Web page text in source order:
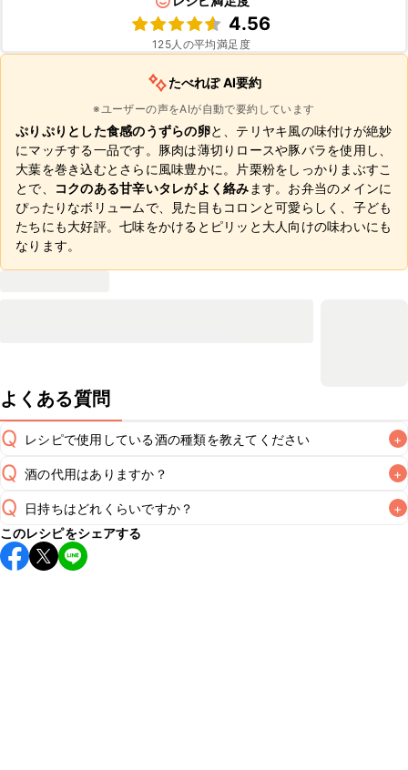
4.56
125人の平均満足度
たべれぽ AI要約
※ユーザーの声をAIが自動で要約しています
ぷりぷりとした食感のうずらの卵と、テリヤキ風の味付けが絶妙
にマッチする一品です。豚肉は薄切りロースや豚バラを使用し、
大葉を巻き込むとさらに風味豊かに。片栗粉をしっかりまぶすこ
とで、
コクのある甘辛いタレがよく絡み ます。お弁当のメインに
ぴったりなボリュームで、見た目もコロンと可愛らしく、子ども
たちにも大好評。七味をかけるとピリッと大人向けの味わいにも
なります。
よくある質問
Q レシピで使用している酒の種類を教えてください +
A
Q 酒の代用はありますか？ +
A
Q 日持ちはどれくらいですか？ +
保存期間は冷蔵で翌日中が目安です。なるべくお早めにお召
し上がりください。
このレシピをシェアする